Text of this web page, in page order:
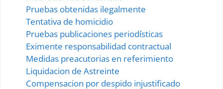
Pruebas obtenidas ilegalmente
Tentativa de homicidio
Pruebas publicaciones periodísticas
Eximente responsabilidad contractual
Medidas preacutorias en referimiento
Liquidacion de Astreinte
Compensacion por despido injustificado